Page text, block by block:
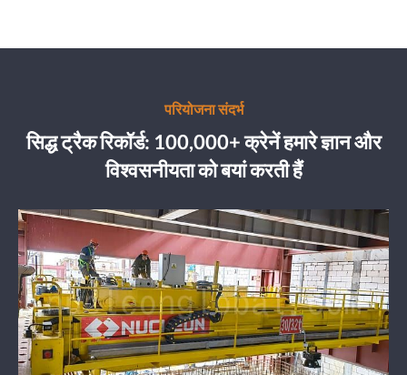
परियोजना संदर्भ
सिद्ध ट्रैक रिकॉर्ड: 100,000+ क्रेनें हमारे ज्ञान और
विश्वसनीयता को बयां करती हैं